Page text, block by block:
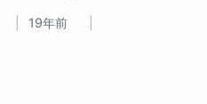
19年前